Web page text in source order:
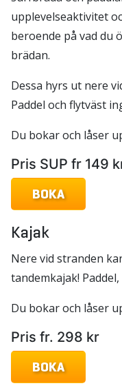
upplevelseaktivitet
beroende på vad du
brädan.
Dessa hyrs ut nere
Paddel och flytväst
Du bokar och låser
Pris SUP fr 149
BOKA
Kajak
Nere vid stranden
tandemkajak!
Du bokar och låser
Pris fr. 298 kr
BOKA